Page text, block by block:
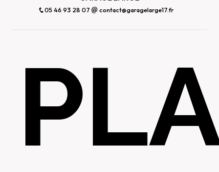
05 46 93 28 07 contact@garagelarge17.fr